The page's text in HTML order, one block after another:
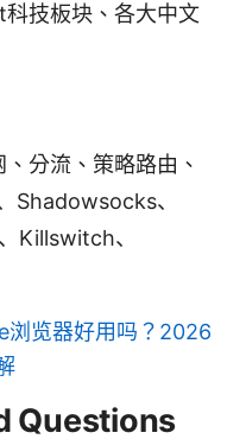
技板块、各大中文
分流、策略路由、
Shadowsocks、
Killswitch、
浏览器好用吗？2026
Questions